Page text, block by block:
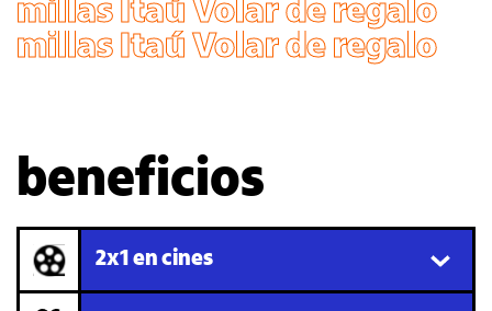
millas Itaú Volar de regalo
millas Itaú Volar de regalo
beneficios
2x1 en cines